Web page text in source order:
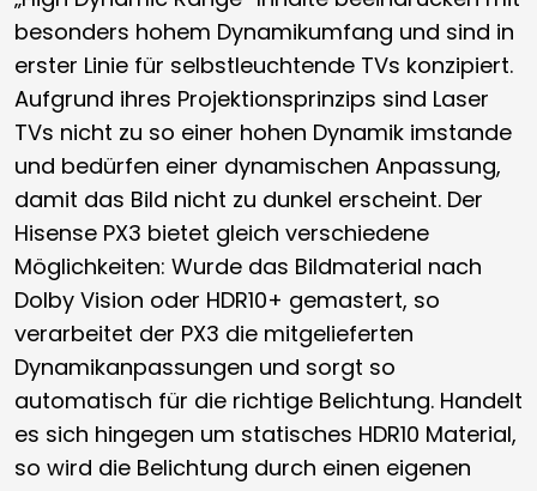
besonders hohem Dynamikumfang und sind in
erster Linie für selbstleuchtende TVs konzipiert.
Aufgrund ihres Projektionsprinzips sind Laser
TVs nicht zu so einer hohen Dynamik imstande
und bedürfen einer dynamischen Anpassung,
damit das Bild nicht zu dunkel erscheint. Der
Hisense PX3 bietet gleich verschiedene
Möglichkeiten: Wurde das Bildmaterial nach
Dolby Vision oder HDR10+ gemastert, so
verarbeitet der PX3 die mitgelieferten
Dynamikanpassungen und sorgt so
automatisch für die richtige Belichtung. Handelt
es sich hingegen um statisches HDR10 Material,
so wird die Belichtung durch einen eigenen